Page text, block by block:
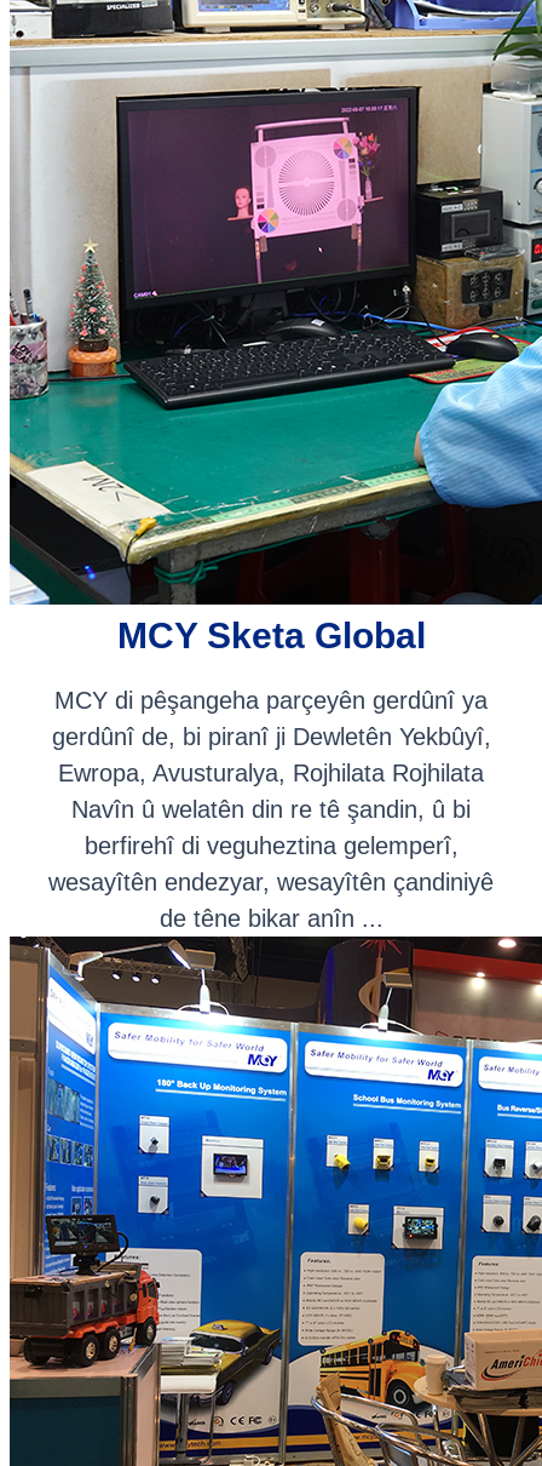
MCY Sketa Global
MCY di pêşangeha parçeyên gerdûnî ya
gerdûnî de, bi piranî ji Dewletên Yekbûyî,
Ewropa, Avusturalya, Rojhilata Rojhilata
Navîn û welatên din re tê şandin, û bi
berfirehî di veguheztina gelemperî,
wesayîtên endezyar, wesayîtên çandiniyê
de têne bikar anîn ...